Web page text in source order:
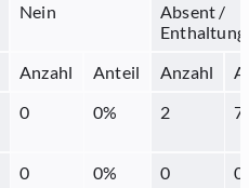
Nein
Absent /
Enthaltung
Anzahl Anteil Anzahl
0 0% 2
0 0% 0 0